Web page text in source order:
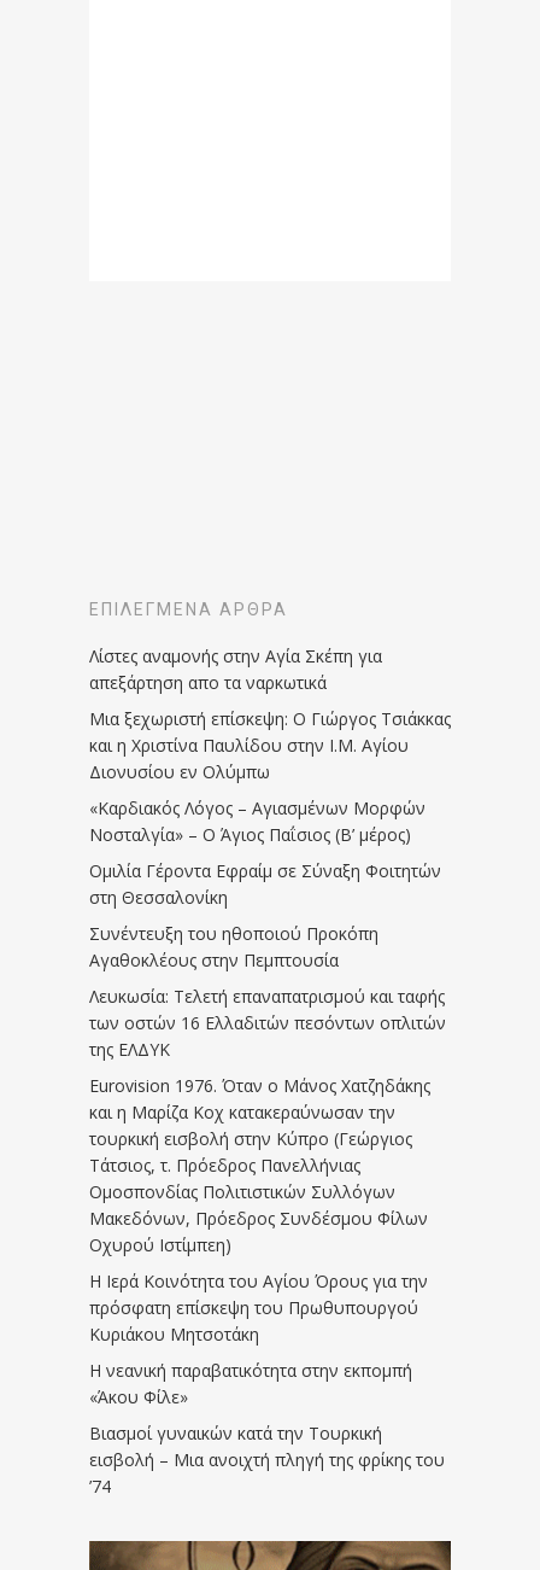
ΕΠΙΛΕΓΜΈΝΑ ΆΡΘΡΑ
Λίστες αναμονής στην Αγία Σκέπη για
απεξάρτηση απο τα ναρκωτικά
Μια ξεχωριστή επίσκεψη: Ο Γιώργος Τσιάκκας
και η Χριστίνα Παυλίδου στην Ι.Μ. Αγίου
Διονυσίου εν Ολύμπω
«Καρδιακός Λόγος – Αγιασμένων Μορφών
Νοσταλγία» – Ο Άγιος Παΐσιος (Β’ μέρος)
Ομιλία Γέροντα Εφραίμ σε Σύναξη Φοιτητών
στη Θεσσαλονίκη
Συνέντευξη του ηθοποιού Προκόπη
Αγαθοκλέους στην Πεμπτουσία
Λευκωσία: Τελετή επαναπατρισμού και ταφής
των οστών 16 Ελλαδιτών πεσόντων οπλιτών
της ΕΛΔΥΚ
Eurovision 1976. Όταν ο Μάνος Χατζηδάκης
και η Μαρίζα Κοχ κατακεραύνωσαν την
τουρκική εισβολή στην Κύπρο (Γεώργιος
Τάτσιος, τ. Πρόεδρος Πανελλήνιας
Ομοσπονδίας Πολιτιστικών Συλλόγων
Μακεδόνων, Πρόεδρος Συνδέσμου Φίλων
Οχυρού Ιστίμπεη)
Η Ιερά Κοινότητα του Αγίου Όρους για την
πρόσφατη επίσκεψη του Πρωθυπουργού
Κυριάκου Μητσοτάκη
Η νεανική παραβατικότητα στην εκπομπή
«Άκου Φίλε»
Βιασμοί γυναικών κατά την Τουρκική
εισβολή – Μια ανοιχτή πληγή της φρίκης του
’74